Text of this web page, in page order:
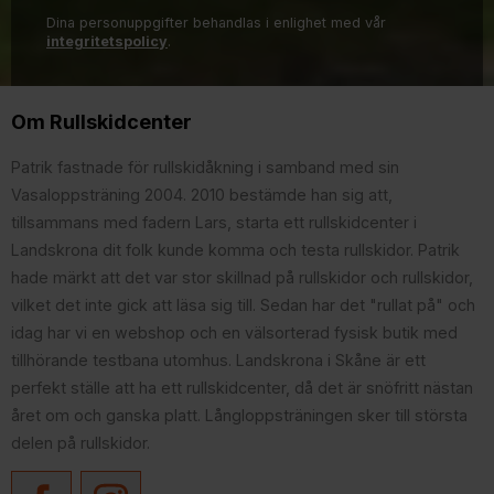
Dina personuppgifter behandlas i enlighet med vår
integritetspolicy.
Om Rullskidcenter
Patrik fastnade för rullskidåkning i samband med sin
Vasaloppsträning 2004. 2010 bestämde han sig att,
tillsammans med fadern Lars, starta ett rullskidcenter i
Landskrona dit folk kunde komma och testa rullskidor. Patrik
hade märkt att det var stor skillnad på rullskidor och rullskidor,
vilket det inte gick att läsa sig till. Sedan har det "rullat på" och
idag har vi en webshop och en välsorterad fysisk butik med
tillhörande testbana utomhus. Landskrona i Skåne är ett
perfekt ställe att ha ett rullskidcenter, då det är snöfritt nästan
året om och ganska platt. Långloppsträningen sker till största
delen på rullskidor.